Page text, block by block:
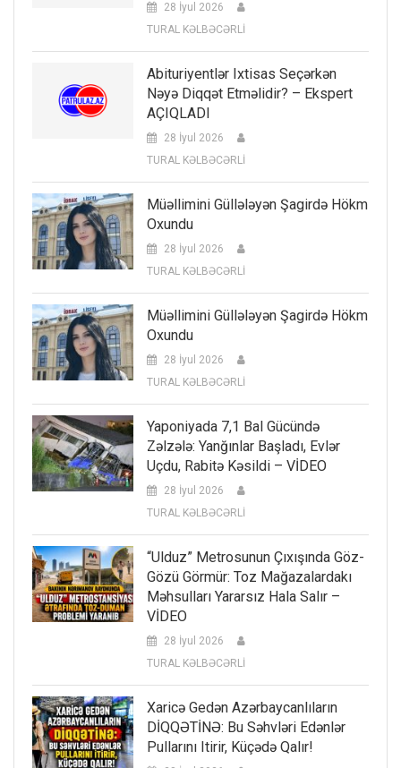
28 İyul 2026
TURAL KƏLBƏCƏRLİ
Abituriyentlər Ixtisas Seçərkən
Nəyə Diqqət Etməlidir? – Ekspert
AÇIQLADI
28 İyul 2026
TURAL KƏLBƏCƏRLİ
Müəllimini Güllələyən Şagirdə Hökm
Oxundu
28 İyul 2026
TURAL KƏLBƏCƏRLİ
Müəllimini Güllələyən Şagirdə Hökm
Oxundu
28 İyul 2026
TURAL KƏLBƏCƏRLİ
Yaponiyada 7,1 Bal Gücündə
Zəlzələ: Yanğınlar Başladı, Evlər
Uçdu, Rabitə Kəsildi – VİDEO
28 İyul 2026
TURAL KƏLBƏCƏRLİ
“Ulduz” Metrosunun Çıxışında Göz-
Gözü Görmür: Toz Mağazalardakı
Məhsulları Yararsız Hala Salır –
VİDEO
28 İyul 2026
TURAL KƏLBƏCƏRLİ
Xaricə Gedən Azərbaycanlıların
DİQQƏTİNƏ: Bu Səhvləri Edənlər
Pullarını Itirir, Küçədə Qalır!